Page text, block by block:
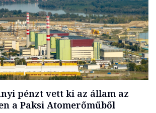
pénzt vett ki az állam az
a Paksi Atomerőműből